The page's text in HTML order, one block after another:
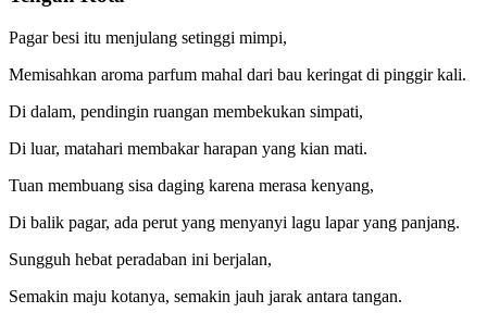
Pagar besi itu menjulang setinggi mimpi,
Memisahkan aroma parfum mahal dari bau keringat di pinggir kali.
Di dalam, pendingin ruangan membekukan simpati,
Di luar, matahari membakar harapan yang kian mati.
Tuan membuang sisa daging karena merasa kenyang,
Di balik pagar, ada perut yang menyanyi lagu lapar yang panjang.
Sungguh hebat peradaban ini berjalan,
Semakin maju kotanya, semakin jauh jarak antara tangan.